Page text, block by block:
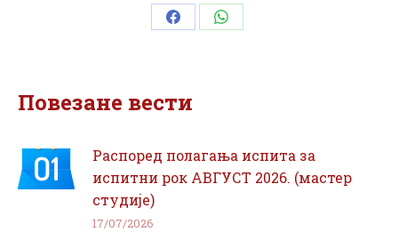
Share Share
Повезане вести
Распоред полагања испита за
испитни рок АВГУСТ 2026. (мастер
студије)
17/07/2026